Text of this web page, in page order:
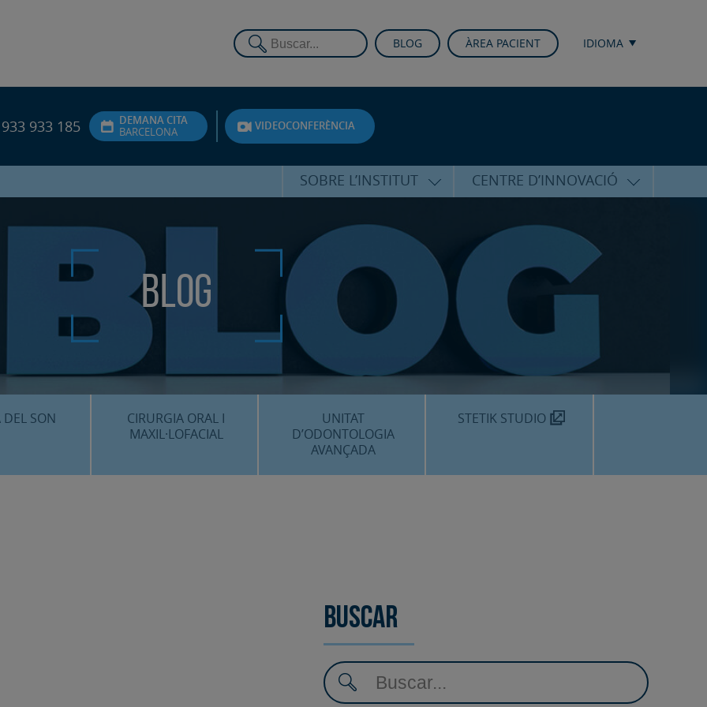
BLOG ÀREA PACIENT IDIOMA
933 933 185
DEMANA CITA
BARCELONA
VIDEOCONFERÈNCIA
SOBRE L’INSTITUT
ALFARO
ATENCIÓ PERSONALITZADA
UNITAT DE SUPORT
PSICOLÒGIC
SERVEIS INTERNACIONALS
CENTRE MÈDIC TEKNON
ON SOM?
CENTRE D’INNOVACIÓ
CONFERÈNCIES I CONGRESSOS
FORMACIÓ
PUBLICACIONS CIENTÍFIQUES
LA VEU DE L’EXPERT
Blog
SON
CIRURGIA ORAL I
MAXIL·LOFACIAL
UNITAT
D’ODONTOLOGIA
AVANÇADA
STETIK STUDIO
Buscar